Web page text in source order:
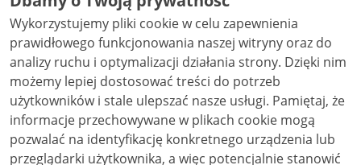
Creative Commons: uznanie autorstwa użycie
niekomercyjne - bez utworów zależnych 4.0 (CC BY-
NC-ND 4.0), o ile nie jest to stwierdzone inaczej.
Wykorzystujemy pliki cookie w celu zapewnienia
prawidłowego funkcjonowania naszej witryny oraz do
analizy ruchu i optymalizacji działania strony. Dzięki nim
możemy lepiej dostosować treści do potrzeb
użytkowników i stale ulepszać nasze usługi. Pamiętaj, że
informacje przechowywane w plikach cookie mogą
pozwalać na identyfikację konkretnego urządzenia lub
przeglądarki użytkownika, a więc potencjalnie stanowić